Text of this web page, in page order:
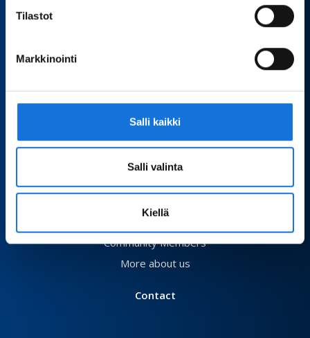
Tilastot
Markkinointi
Salli kaikki
Salli valinta
Kiellä
Actors and Networks
Events
About us
Community Members
More about us
Contact